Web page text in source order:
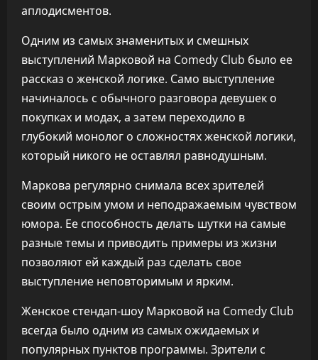
аплодисментов.
Одним из самых знаменитых и смешных
выступлений Марковой на Comedy Club было ее
рассказ о женской логике. Само выступление
начиналось с обычного разговора девушек о
покупках и модах, а затем переходило в
глубокий монолог о сложностях женской логики,
который никого не оставлял равнодушным.
Маркова регулярно снимала всех зрителей
своим острым умом и неподражаемым чувством
юмора. Ее способность делать шутки на самые
разные темы и приводить примеры из жизни
позволяют ей каждый раз сделать свое
выступление неповторимым и ярким.
Женское стендап-шоу Марковой на Comedy Club
всегда было одним из самых ожидаемых и
популярных пунктов программы. Зрители с